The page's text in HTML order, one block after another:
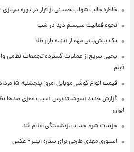
خاطره جالب شهاب حسینی از فرار در دوره سربازی
نحوه فعالیت سیستم دید در شب
یک پیش‌بینی مهم از آینده بازار طلا
یحیی سریع از عملیات گسترده تجمعات نظامی
فیلم
قیمت انواع گوشی موبایل امروز پنجشنبه ۱۵ مرداد ۱۴۰۵ + جدول
گزارش جدید آسوشیتدپرس آسیب مغزی صدها
ایران
جزئیات شرط جدید بازنشستگی اعلام شد
استوری مهدی طارمی برای ستاره اینتر + عکس